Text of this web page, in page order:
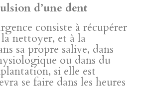
d’une dent
consiste à récupérer
nettoyer, et à la
sa propre salive, dans
ou dans du
si elle est
se faire dans les heures